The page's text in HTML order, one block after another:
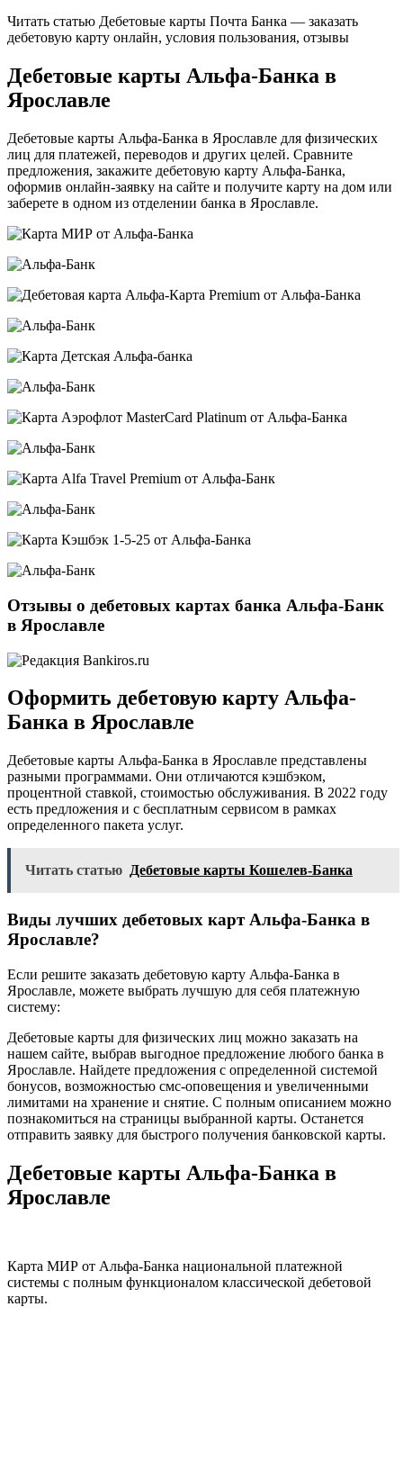
Читать статью Дебетовые карты Почта Банка — заказать
дебетовую карту онлайн, условия пользования, отзывы
Дебетовые карты Альфа-Банка в
Ярославле
Дебетовые карты Альфа-Банка в Ярославле для физических
лиц для платежей, переводов и других целей. Сравните
предложения, закажите дебетовую карту Альфа-Банка,
оформив онлайн-заявку на сайте и получите карту на дом или
заберете в одном из отделении банка в Ярославле.
Отзывы о дебетовых картах банка Альфа-Банк
в Ярославле
Оформить дебетовую карту Альфа-
Банка в Ярославле
Дебетовые карты Альфа-Банка в Ярославле представлены
разными программами. Они отличаются кэшбэком,
процентной ставкой, стоимостью обслуживания. В 2022 году
есть предложения и с бесплатным сервисом в рамках
определенного пакета услуг.
Читать статью Дебетовые карты Кошелев-Банка
Виды лучших дебетовых карт Альфа-Банка в
Ярославле?
Если решите заказать дебетовую карту Альфа-Банка в
Ярославле, можете выбрать лучшую для себя платежную
систему:
Дебетовые карты для физических лиц можно заказать на
нашем сайте, выбрав выгодное предложение любого банка в
Ярославле. Найдете предложения с определенной системой
бонусов, возможностью смс-оповещения и увеличенными
лимитами на хранение и снятие. С полным описанием можно
познакомиться на страницы выбранной карты. Останется
отправить заявку для быстрого получения банковской карты.
Дебетовые карты Альфа-Банка в
Ярославле
Карта МИР от Альфа-Банка национальной платежной
системы с полным функционалом классической дебетовой
карты.